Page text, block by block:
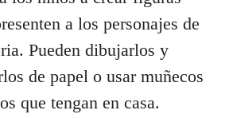
a los personajes de
Pueden dibujarlos y
de papel o usar muñecos
que tengan en casa.